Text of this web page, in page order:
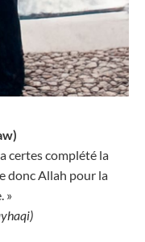
certes complété la
donc Allah pour la
»